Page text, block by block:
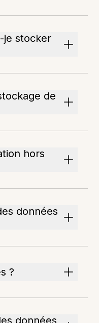
je stocker
de
hors
données
?
données